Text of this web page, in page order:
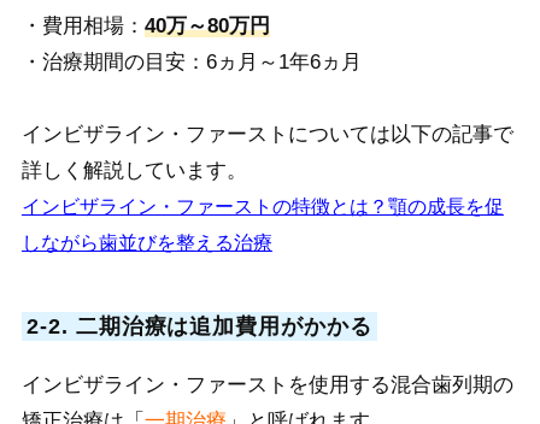
・費用相場： 40万～80万円
・治療期間の目安：6ヵ月～1年6ヵ月
インビザライン・ファーストについては以下の記事で
詳しく解説しています。
インビザライン・ファーストの特徴とは？顎の成長を促
しながら歯並びを整える治療
2-2. 二期治療は追加費用がかかる
インビザライン・ファーストを使用する混合歯列期の